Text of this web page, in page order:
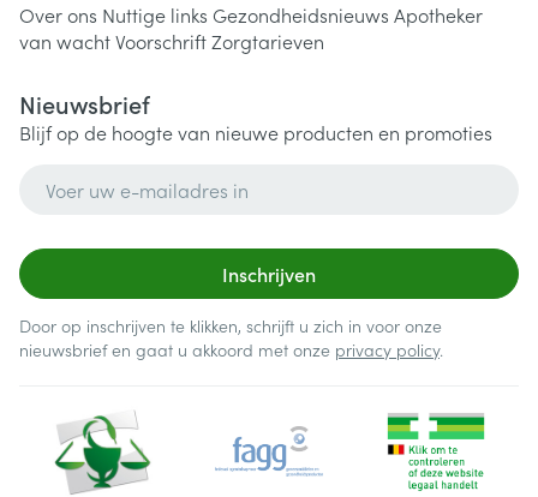
Over ons Nuttige links Gezondheidsnieuws Apotheker
van wachtVoorschriftZorgtarieven
Nieuwsbrief
Blijf op de hoogte van nieuwe producten en promoties
Inschrijven
Door op inschrijven te klikken, schrijft u zich in voor onze
nieuwsbrief en gaat u akkoord met onze privacy policy.